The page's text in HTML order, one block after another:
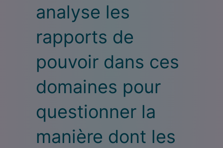
analyse les
rapports de
pouvoir dans ces
domaines pour
questionner la
manière dont les